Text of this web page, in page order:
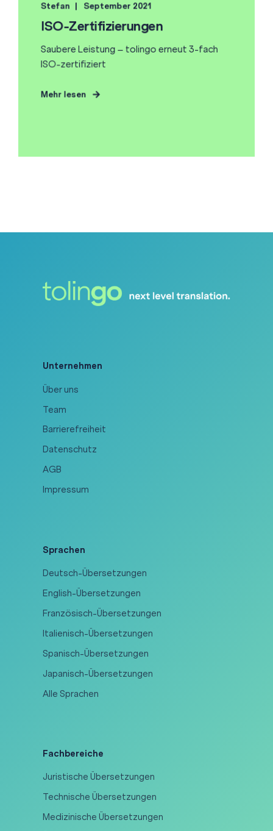
Stefan September 2021
ISO-Zertifizierungen
Saubere Leistung – tolingo erneut 3-fach
ISO-zertifiziert
Mehr lesen
Unternehmen
Über uns
Team
Barrierefreiheit
Datenschutz
AGB
Impressum
Sprachen
Deutsch-Übersetzungen
English-Übersetzungen
Französisch-Übersetzungen
Italienisch-Übersetzungen
Spanisch-Übersetzungen
Japanisch-Übersetzungen
Alle Sprachen
Fachbereiche
Juristische Übersetzungen
Technische Übersetzungen
Medizinische Übersetzungen